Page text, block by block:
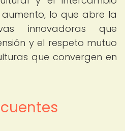
lo que abre la
innovadoras que
y el respeto mutuo
que convergen en